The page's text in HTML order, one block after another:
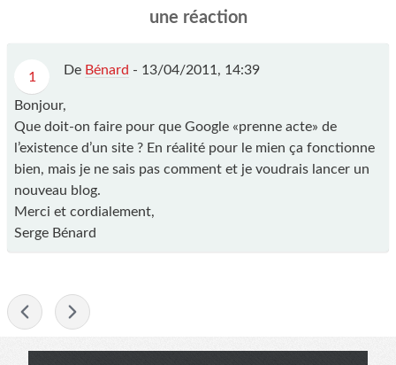
une réaction
1 De Bénard - 13/04/2011, 14:39
Bonjour,
Que doit-on faire pour que Google «prenne acte» de
l’existence d’un site ? En réalité pour le mien ça fonctionne
bien, mais je ne sais pas comment et je voudrais lancer un
nouveau blog.
Merci et cordialement,
Serge Bénard